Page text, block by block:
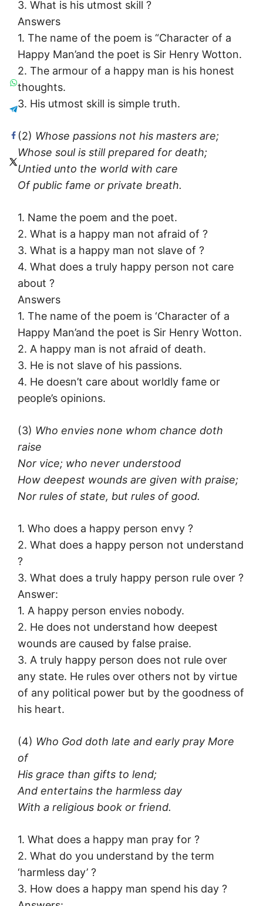
3. What is his utmost skill ?
Answers
1. The name of the poem is “Character of a
Happy Man’and the poet is Sir Henry Wotton.
2. The armour of a happy man is his honest
thoughts.
3. His utmost skill is simple truth.
(2) Whose passions not his masters are;
Whose soul is still prepared for death;
Untied unto the world with care
Of public fame or private breath.
1. Name the poem and the poet.
2. What is a happy man not afraid of ?
3. What is a happy man not slave of ?
4. What does a truly happy person not care
about ?
Answers
1. The name of the poem is ‘Character of a
Happy Man’and the poet is Sir Henry Wotton.
2. A happy man is not afraid of death.
3. He is not slave of his passions.
4. He doesn’t care about worldly fame or
people’s opinions.
(3) Who envies none whom chance doth
raise
Nor vice; who never understood
How deepest wounds are given with praise;
Nor rules of state, but rules of good.
1. Who does a happy person envy ?
2. What does a happy person not understand
?
3. What does a truly happy person rule over ?
Answer:
1. A happy person envies nobody.
2. He does not understand how deepest
wounds are caused by false praise.
3. A truly happy person does not rule over
any state. He rules over others not by virtue
of any political power but by the goodness of
his heart.
(4) Who God doth late and early pray More
of
His grace than gifts to lend;
And entertains the harmless day
With a religious book or friend.
1. What does a happy man pray for ?
2. What do you understand by the term
‘harmless day’ ?
3. How does a happy man spend his day ?